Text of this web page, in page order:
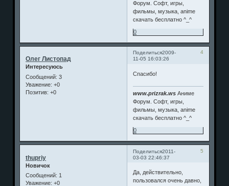
Форум. Софт, игры,
фильмы, музыка, anime
скачать бесплатно ^_^
0
Поделиться 4
2009-
11-05 16:03:26
Олег Листопад
Интересуюсь
Сообщений: 3
Уважение: +0
Позитив: +0
Спасибо!
www.prizrak.ws Аниме
Форум. Софт, игры,
фильмы, музыка, anime
скачать бесплатно ^_^
0
Поделиться 5
2011-
03-03 22:46:37
thupriy
Новичок
Сообщений: 1
Уважение: +0
Да, действительно,
пользовался очень давно,